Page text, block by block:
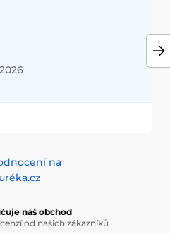
na
náš obchod
od našich zákazníků